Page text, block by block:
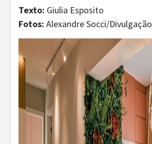
Texto: Giulia Esposito
Fotos: Alexandre Socci/Divulgação